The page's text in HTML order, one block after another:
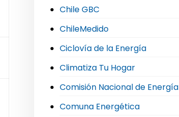
Chile GBC
ChileMedido
Ciclovía de la Energía
Climatiza Tu Hogar
Comisión Nacional de Energía
Comuna Energética